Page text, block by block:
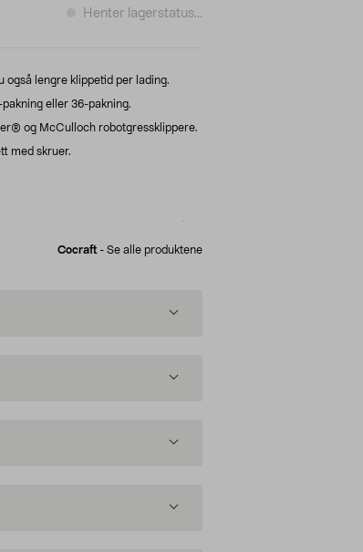
Henter lagerstatus...
også lengre klippetid per lading.
eller 36-pakning.
og McCulloch robotgressklippere.
med skruer.
Cocraft - Se alle produktene